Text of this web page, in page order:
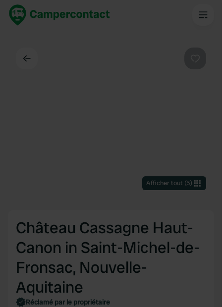
Afficher tout(5)
Château Cassagne Haut-
Canon in Saint-Michel-de-
Fronsac, Nouvelle-
Aquitaine
Réclamé par le propriétaire